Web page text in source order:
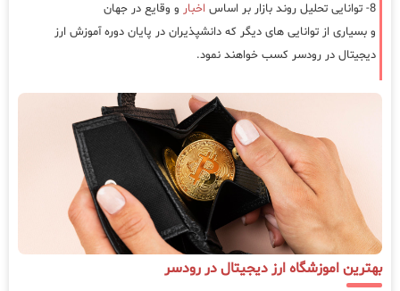
8- توانایی تحلیل روند بازار بر اساس
اخبار و وقایع در جهان
و بسیاری از توانایی های دیگر که دانشپذیران در پایان دوره آموزش ارز
دیجیتال در رودسر کسب خواهند نمود.
بهترین اموزشگاه ارز دیجیتال در رودسر